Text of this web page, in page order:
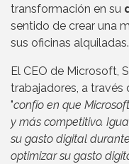
transformación en su
sentido de crear una
sus oficinas alquiladas.
El CEO de Microsoft,
trabajadores, a través
"confío en que
y más competitivo.
su gasto digital
optimizar su gasto